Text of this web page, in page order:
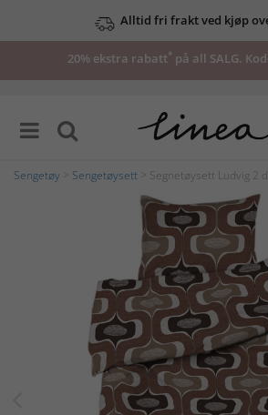
Alltid fri frakt ved kjøp
20% ekstra rabatt* på all SALG.
Sengetøy Sengetøysett > Segnetøysett Ludvig 2